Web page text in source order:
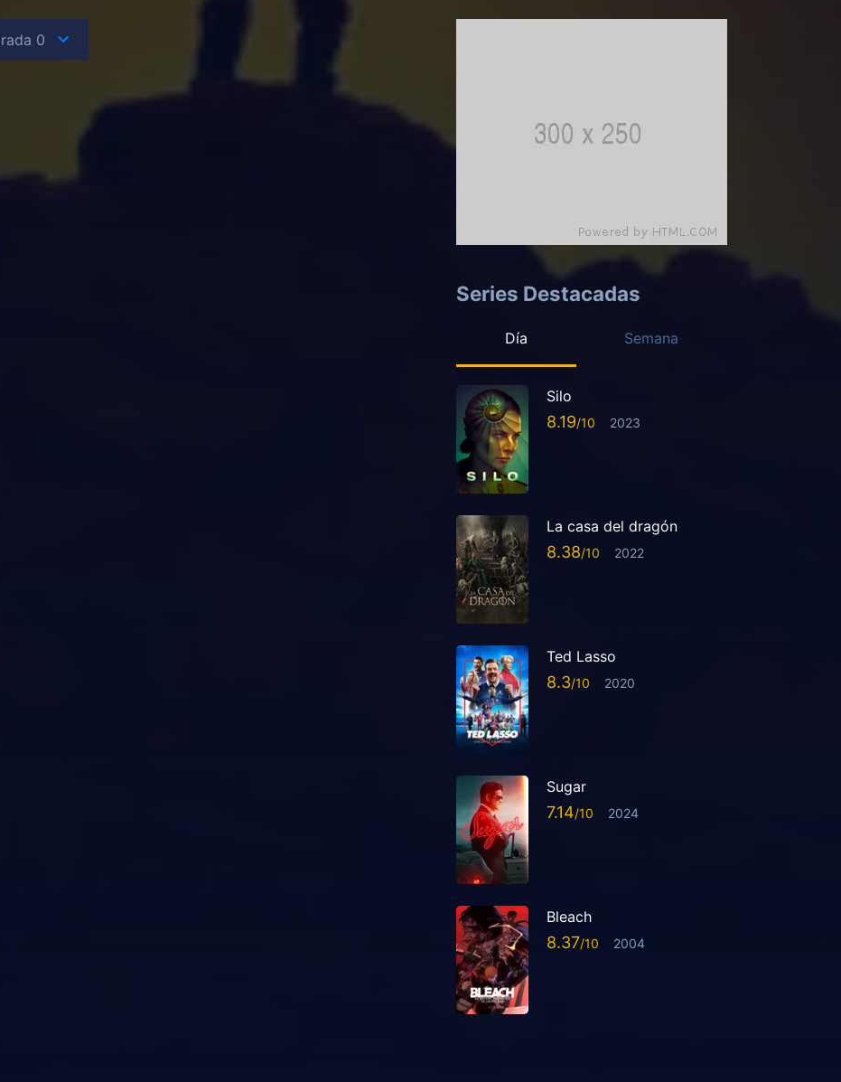
Series Destacadas
Día Semana
Silo
8.19 2023
La casa del dragón
8.38 2022
Ted Lasso
8.3 2020
Sugar
7.14 2024
Bleach
8.37 2004